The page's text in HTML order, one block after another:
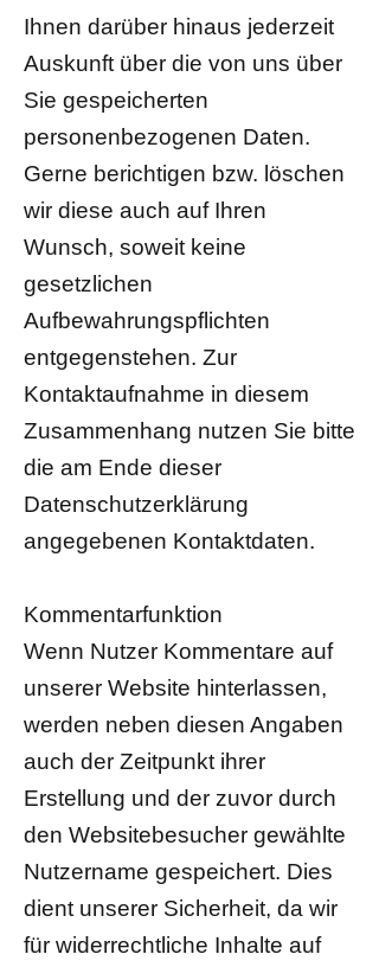
Ihnen darüber hinaus jederzeit
Auskunft über die von uns über
Sie gespeicherten
personenbezogenen Daten.
Gerne berichtigen bzw. löschen
wir diese auch auf Ihren
Wunsch, soweit keine
gesetzlichen
Aufbewahrungspflichten
entgegenstehen. Zur
Kontaktaufnahme in diesem
Zusammenhang nutzen Sie bitte
die am Ende dieser
Datenschutzerklärung
angegebenen Kontaktdaten.
Kommentarfunktion
Wenn Nutzer Kommentare auf
unserer Website hinterlassen,
werden neben diesen Angaben
auch der Zeitpunkt ihrer
Erstellung und der zuvor durch
den Websitebesucher gewählte
Nutzername gespeichert. Dies
dient unserer Sicherheit, da wir
für widerrechtliche Inhalte auf